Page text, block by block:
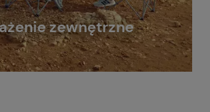
zewnętrzne